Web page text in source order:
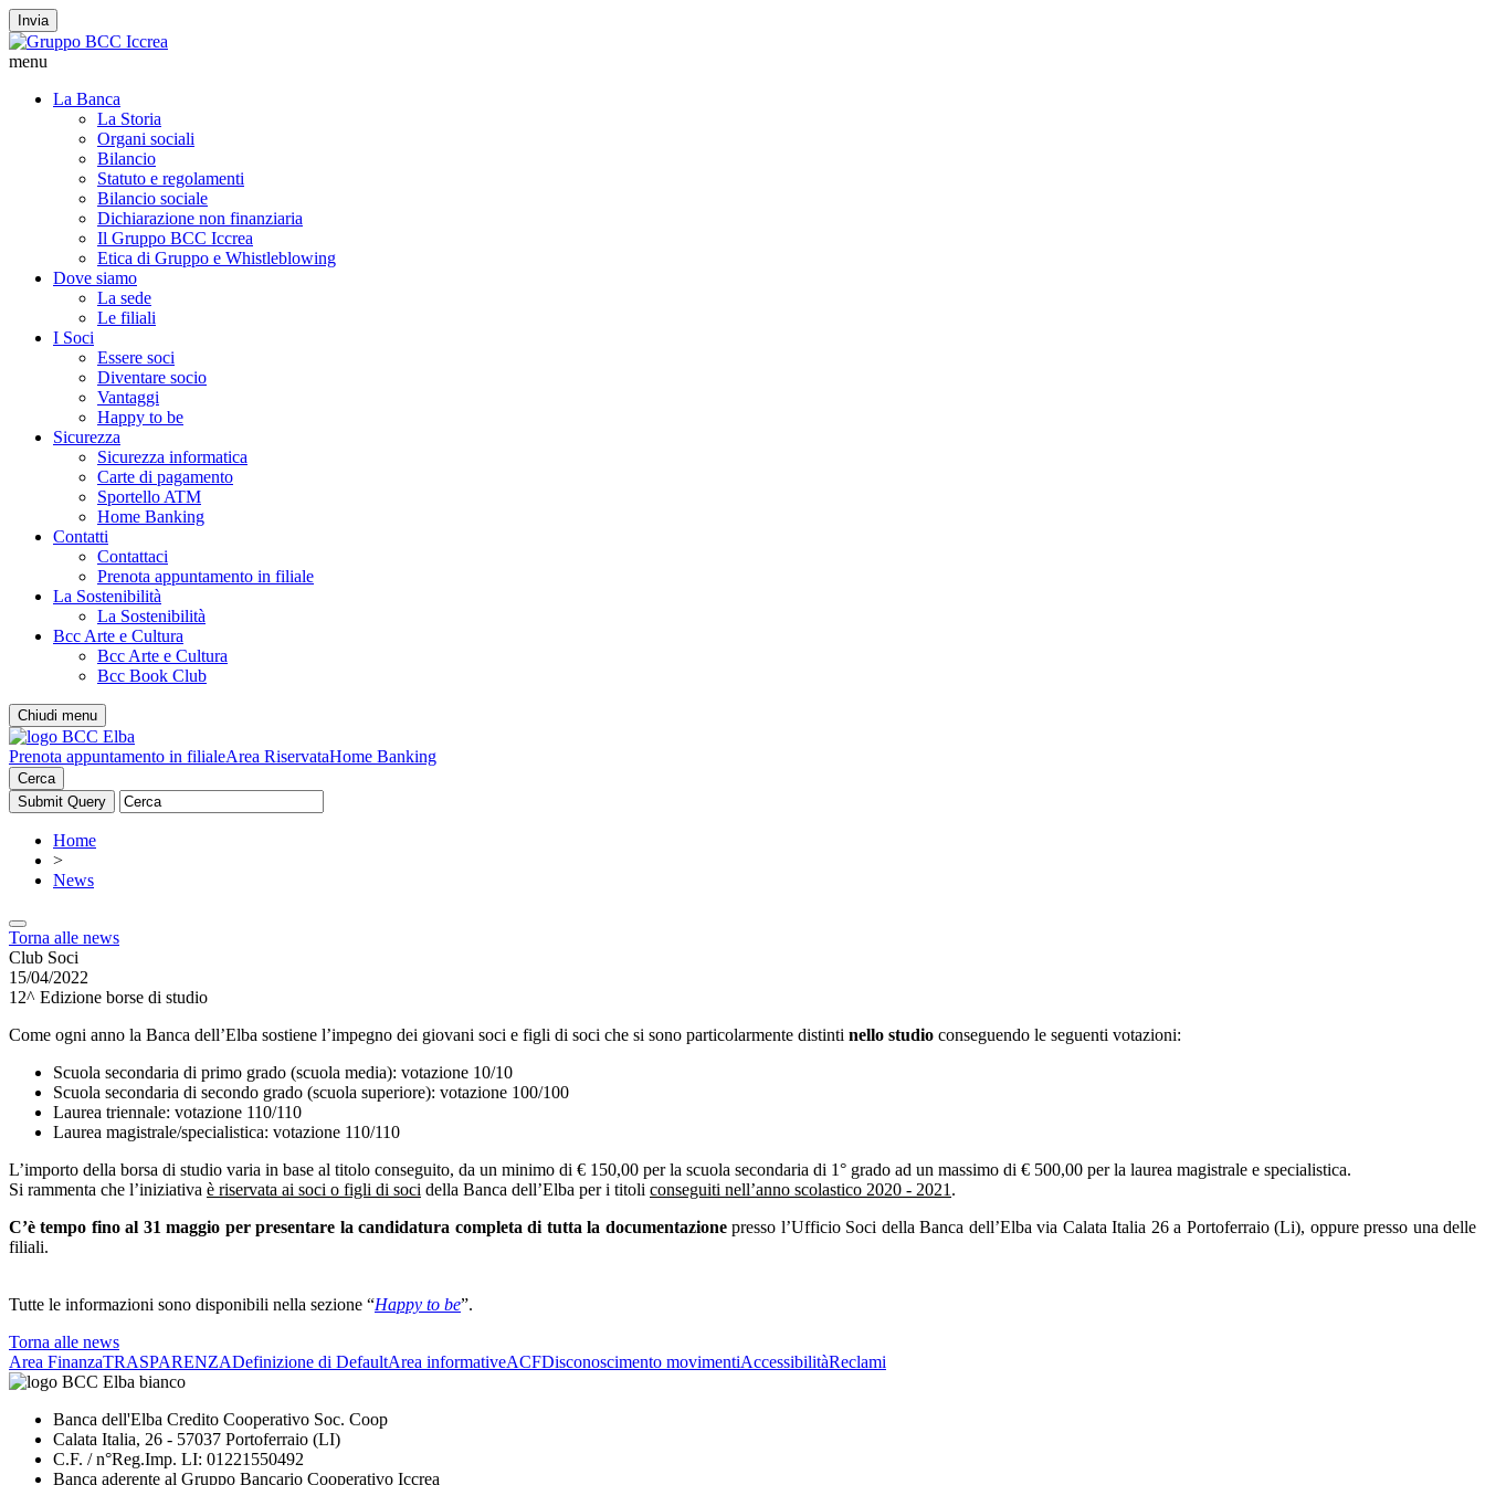
Invia
menu
La Banca
La Storia
Organi sociali
Bilancio
Statuto e regolamenti
Bilancio sociale
Dichiarazione non finanziaria
Il Gruppo BCC Iccrea
Etica di Gruppo e Whistleblowing
Dove siamo
La sede
Le filiali
I Soci
Essere soci
Diventare socio
Vantaggi
Happy to be
Sicurezza
Sicurezza informatica
Carte di pagamento
Sportello ATM
Home Banking
Contatti
Contattaci
Prenota appuntamento in filiale
La Sostenibilità
La Sostenibilità
Bcc Arte e Cultura
Bcc Arte e Cultura
Bcc Book Club
Chiudi menu
Prenota appuntamento in filialeArea RiservataHome Banking
Cerca
Home
>
News
Torna alle news
Club Soci
15/04/2022
12^ Edizione borse di studio
Come ogni anno la Banca dell’Elba sostiene l’impegno dei giovani soci e figli di soci che si sono particolarmente distinti nello studio conseguendo le seguenti votazioni:
Scuola secondaria di primo grado (scuola media): votazione 10/10
Scuola secondaria di secondo grado (scuola superiore): votazione 100/100
Laurea triennale: votazione 110/110
Laurea magistrale/specialistica: votazione 110/110
L’importo della borsa di studio varia in base al titolo conseguito, da un minimo di € 150,00 per la scuola secondaria di 1° grado ad un massimo di € 500,00 per la laurea magistrale e specialistica.
Si rammenta che l’iniziativa è riservata ai soci o figli di soci della Banca dell’Elba per i titoli conseguiti nell’anno scolastico 2020 - 2021 .
C’è tempo fino al 31 maggio per presentare la candidatura completa di tutta la documentazionepresso l’Ufficio Soci della Banca dell’Elba via Calata Italia 26 a Portoferraio (Li), oppure presso una delle
filiali.
Tutte le informazioni sono disponibili nella sezione “Happy to be”.
Torna alle news
Area FinanzaTRASPARENZADefinizione di DefaultArea informativeACFDisconoscimento movimentiAccessibilitàReclami
Banca dell'Elba Credito Cooperativo Soc. Coop
Calata Italia, 26 - 57037 Portoferraio (LI)
C.F. / n°Reg.Imp. LI: 01221550492
Banca aderente al Gruppo Bancario Cooperativo Iccrea